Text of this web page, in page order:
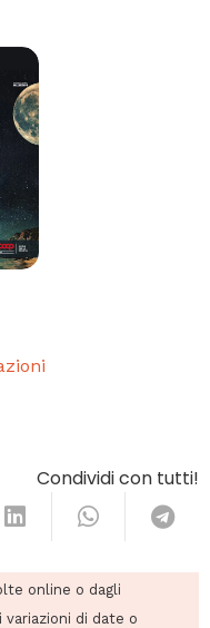
Condividi con tutti!
online o dagli
variazioni di date o